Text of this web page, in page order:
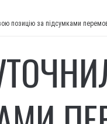
позицію за підсумками